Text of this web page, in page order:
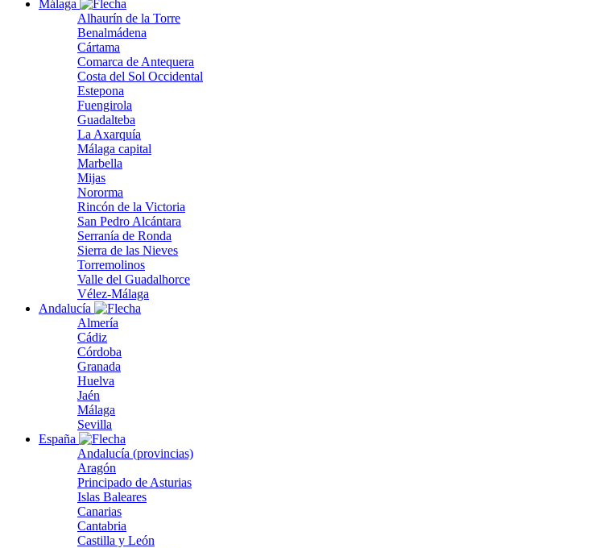
Málaga
Alhaurín de la Torre
Benalmádena
Cártama
Comarca de Antequera
Costa del Sol Occidental
Estepona
Fuengirola
Guadalteba
La Axarquía
Málaga capital
Marbella
Mijas
Nororma
Rincón de la Victoria
San Pedro Alcántara
Serranía de Ronda
Sierra de las Nieves
Torremolinos
Valle del Guadalhorce
Vélez-Málaga
Andalucía
Almería
Cádiz
Córdoba
Granada
Huelva
Jaén
Málaga
Sevilla
España
Andalucía (provincias)
Aragón
Principado de Asturias
Islas Baleares
Canarias
Cantabria
Castilla y León